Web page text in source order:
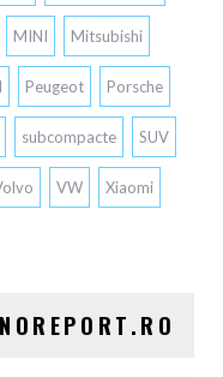
MINI Mitsubishi
Peugeot Porsche
subcompacte SUV
VW Xiaomi